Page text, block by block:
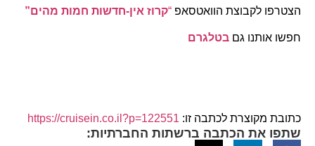
הצטרפו לקבוצת הוואטסאפ “קרוז אין-חדשות חמות מהים”
חפשו אותנו גם בטלגרם
כתובת מקוצרת לכתבה זו: https://cruisein.co.il?p=122551
שתפו את הכתבה ברשתות החברתיות: